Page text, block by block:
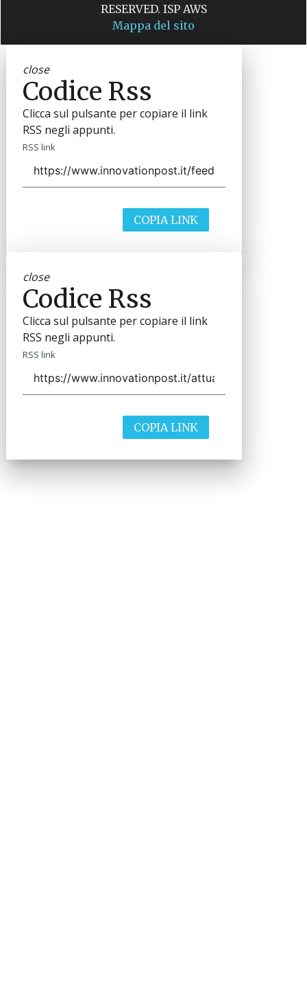
RESERVED. ISP AWS
Mappa del sito
close
Codice Rss
Clicca sul pulsante per copiare il link
RSS negli appunti.
RSS link
COPIA LINK
close
Codice Rss
Clicca sul pulsante per copiare il link
RSS negli appunti.
RSS link
COPIA LINK